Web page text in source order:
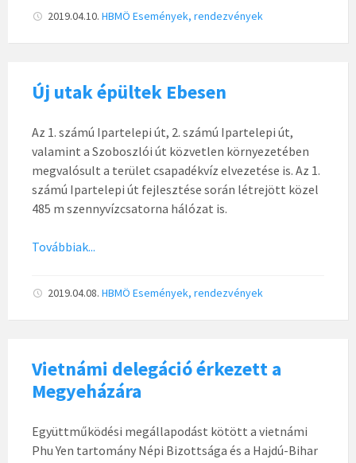
2019.04.10. HBMÖ Események, rendezvények
Új utak épültek Ebesen
Az 1. számú Ipartelepi út, 2. számú Ipartelepi út,
valamint a Szoboszlói út közvetlen környezetében
megvalósult a terület csapadékvíz elvezetése is. Az 1.
számú Ipartelepi út fejlesztése során létrejött közel
485 m szennyvízcsatorna hálózat is.
Továbbiak...
2019.04.08. HBMÖ Események, rendezvények
Vietnámi delegáció érkezett a
Megyeházára
Együttműködési megállapodást kötött a vietnámi
Phu Yen tartomány Népi Bizottsága és a Hajdú-Bihar